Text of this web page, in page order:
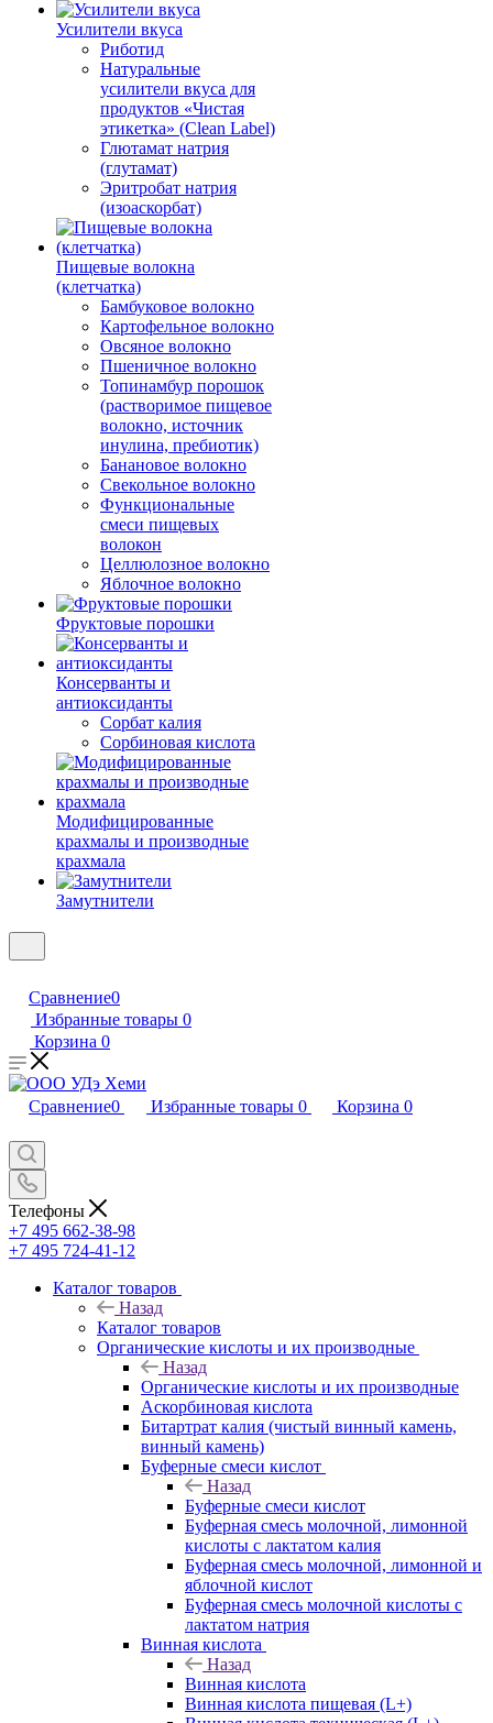
Усилители вкуса
Риботид
Натуральные
усилители вкуса для
продуктов «Чистая
этикетка» (Clean Label)
Глютамат натрия
(глутамат)
Эритробат натрия
(изоаскорбат)
Пищевые волокна
(клетчатка)
Бамбуковое волокно
Картофельное волокно
Овсяное волокно
Пшеничное волокно
Топинамбур порошок
(растворимое пищевое
волокно, источник
инулина, пребиотик)
Банановое волокно
Свекольное волокно
Функциональные
смеси пищевых
волокон
Целлюлозное волокно
Яблочное волокно
Фруктовые порошки
Консерванты и
антиоксиданты
Сорбат калия
Сорбиновая кислота
Модифицированные
крахмалы и производные
крахмала
Замутнители
Сравнение0
Избранные товары 0
Корзина 0
Сравнение0 Избранные товары 0 Корзина 0
Телефоны
+7 495 662-38-98
+7 495 724-41-12
Каталог товаров
Назад
Каталог товаров
Органические кислоты и их производные
Назад
Органические кислоты и их производные
Аскорбиновая кислота
Битартрат калия (чистый винный камень,
винный камень)
Буферные смеси кислот
Назад
Буферные смеси кислот
Буферная смесь молочной, лимонной
кислоты с лактатом калия
Буферная смесь молочной, лимонной и
яблочной кислот
Буферная смесь молочной кислоты с
лактатом натрия
Винная кислота
Назад
Винная кислота
Винная кислота пищевая (L+)